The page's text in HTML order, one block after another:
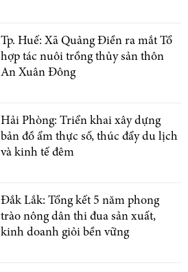
Tp. Huế: Xã Quảng Điền ra mắt Tổ
hợp tác nuôi trồng thủy sản thôn
An Xuân Đông
Hải Phòng: Triển khai xây dựng
bản đồ ẩm thực số, thúc đẩy du lịch
và kinh tế đêm
Đắk Lắk: Tổng kết 5 năm phong
trào nông dân thi đua sản xuất,
kinh doanh giỏi bền vững